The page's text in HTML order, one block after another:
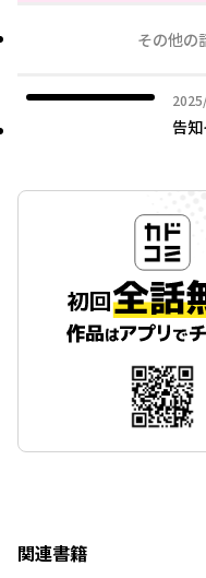
その他の
2025
告
関連書籍